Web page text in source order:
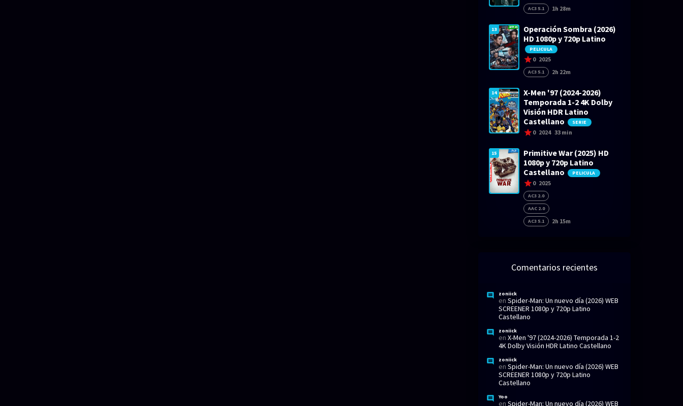
AC3 5.1 1h 28m
13
Operación Sombra (2026)
HD 1080p y 720p Latino
PELICULA
0 2025
AC3 5.1 2h 22m
14
X-Men '97 (2024-2026)
Temporada 1-2 4K Dolby
Visión HDR Latino
Castellano
SERIE
0 2024 33 min
15
Primitive War (2025) HD
1080p y 720p Latino
Castellano
PELICULA
0 2025
AC3 2.0
AAC 2.0
AC3 5.1
2h 15m
Comentarios recientes
zoniick
en Spider-Man: Un nuevo día (2026) WEB
SCREENER 1080p y 720p Latino
Castellano
zoniick
en X-Men '97 (2024-2026) Temporada 1-2
4K Dolby Visión HDR Latino Castellano
zoniick
en Spider-Man: Un nuevo día (2026) WEB
SCREENER 1080p y 720p Latino
Castellano
Yoo
en Spider-Man: Un nuevo día (2026) WEB